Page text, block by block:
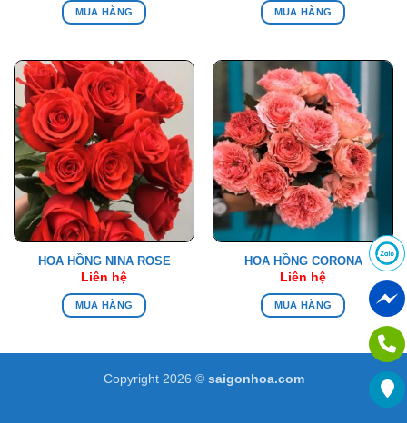
MUA HÀNG MUA HÀNG
HOA HỒNG NINA ROSE
Liên hệ
MUA HÀNG
HOA HỒNG CORONA
Liên hệ
MUA HÀNG
Copyright 2026 © saigonhoa.com